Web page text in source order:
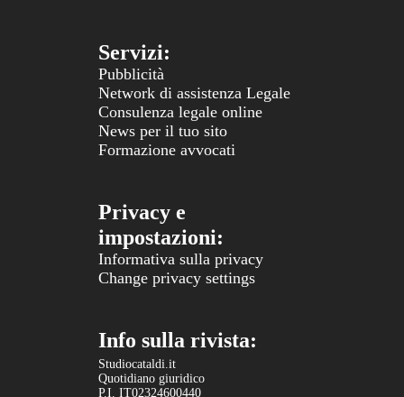
Servizi:
Pubblicità
Network di assistenza Legale
Consulenza legale online
News per il tuo sito
Formazione avvocati
Privacy e
impostazioni:
Informativa sulla privacy
Change privacy settings
Info sulla rivista:
Studiocataldi.it
Quotidiano giuridico
P.I. IT02324600440